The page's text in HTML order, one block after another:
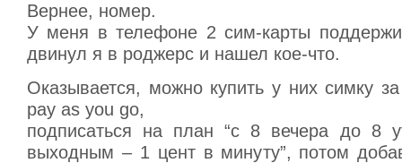
Вернее, номер.
У меня в телефоне 2 сим-карты
двинул я в роджерс и нашел кое-что.
Оказывается, можно купить у них симку
pay as you go,
подписаться на план “с 8 вечера до 8
выходным – 1 цент в минуту”, потом